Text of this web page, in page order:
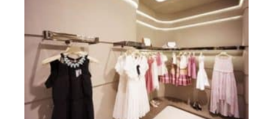
somente $52.00 por peça
VESTIDOS E TERNOS FEMININOS
Este lote pode incluir uma variedade de marcas, como:
Ralph
Lauren, Calvin Klein, DKNY, Tommy Hilfiger, Guess, Vince
Camuto, Adrianna Papell, Nine West, BCBGeneration e mais.